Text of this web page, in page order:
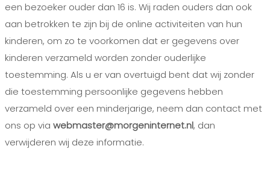
een bezoeker ouder dan 16 is. Wij raden ouders dan ook
aan betrokken te zijn bij de online activiteiten van hun
kinderen, om zo te voorkomen dat er gegevens over
kinderen verzameld worden zonder ouderlijke
toestemming. Als u er van overtuigd bent dat wij zonder
die toestemming persoonlijke gegevens hebben
verzameld over een minderjarige, neem dan contact met
ons op via webmaster@morgeninternet.nl, dan
verwijderen wij deze informatie.